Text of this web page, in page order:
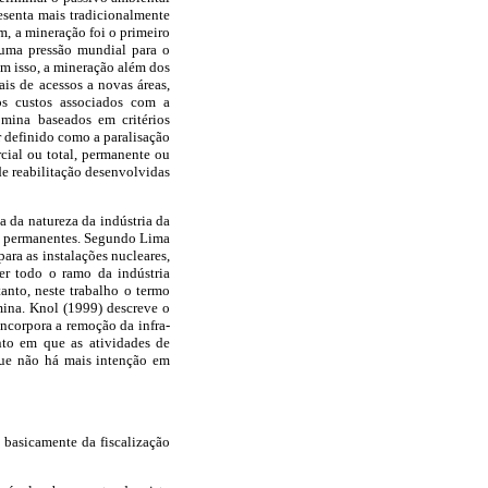
mais tradicionalmente
a mineração foi o primeiro
pressão mundial para o
isso, a mineração além dos
de acessos a novas áreas,
custos associados com a
baseados em critérios
como a paralisação
ou total, permanente ou
reabilitação desenvolvidas
da natureza da indústria da
Segundo Lima
as instalações nucleares,
todo o ramo da indústria
neste trabalho o termo
Knol (1999) descreve o
a remoção da infra-
em que as atividades de
não há mais intenção em
da fiscalização